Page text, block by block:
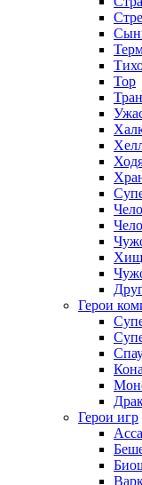
Тор
Герои
Герои игр